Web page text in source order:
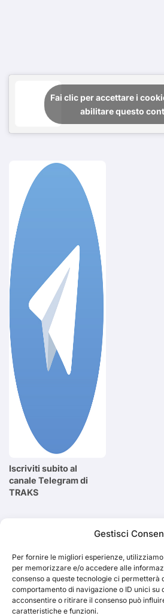
Gestisci
Per fornire le migliori esperienze,
per memorizzare e/o accedere alle
consenso a queste tecnologie ci permetterà
comportamento di navigazione o ID unici su
acconsentire o ritirare il consenso può
caratteristiche e funzioni.
Fai clic per accettare i
abilitare questo
Iscriviti subito al
canale Telegram di
TRAKS